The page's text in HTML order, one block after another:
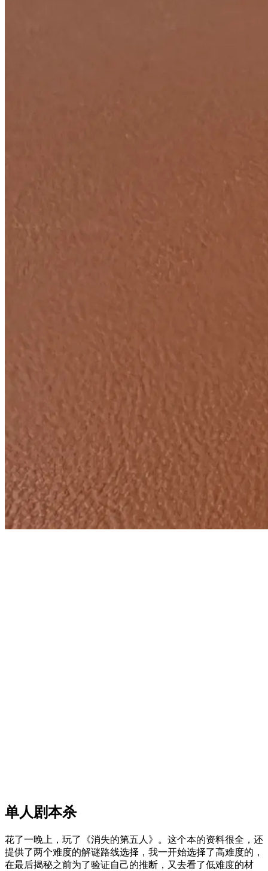
单人剧本杀
花了一晚上，玩了《消失的第五人》。这个本的资料很全，还
提供了两个难度的解谜路线选择，我一开始选择了高难度的，
在最后揭秘之前为了验证自己的推断，又去看了低难度的材